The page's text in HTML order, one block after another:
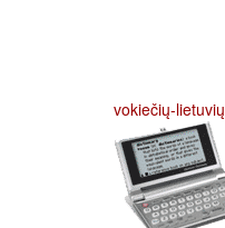
vokiečių-lietuvių